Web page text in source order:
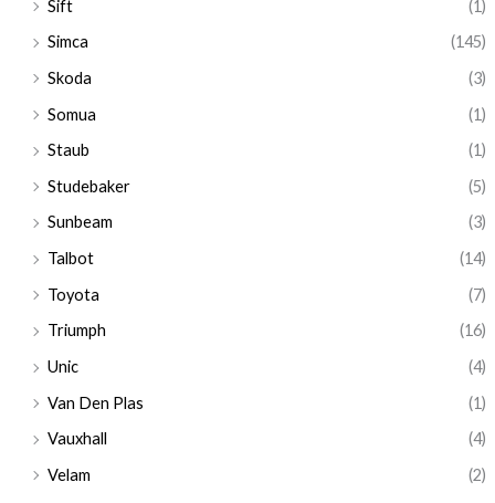
Sift
(1)
Simca
(145)
Skoda
(3)
Somua
(1)
Staub
(1)
Studebaker
(5)
Sunbeam
(3)
Talbot
(14)
Toyota
(7)
Triumph
(16)
Unic
(4)
Van Den Plas
(1)
Vauxhall
(4)
Velam
(2)